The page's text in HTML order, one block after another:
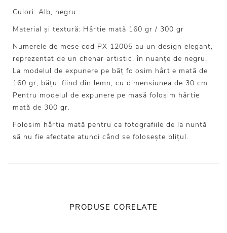
Culori: Alb, negru
Material și textură: Hârtie mată 160 gr / 300 gr
Numerele de mese cod PX 12005 au un design elegant,
reprezentat de un chenar artistic, în nuanțe de negru.
La modelul de expunere pe băț folosim hârtie mată de
160 gr, bățul fiind din lemn, cu dimensiunea de 30 cm.
Pentru modelul de expunere pe masă folosim hârtie
mată de 300 gr.
Folosim hârtia mată pentru ca fotografiile de la nuntă
să nu fie afectate atunci când se folosește blițul.
PRODUSE CORELATE